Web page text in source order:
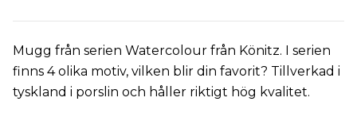
Mugg från serien Watercolour från Könitz. I serien
finns 4 olika motiv, vilken blir din favorit? Tillverkad i
tyskland i porslin och håller riktigt hög kvalitet.